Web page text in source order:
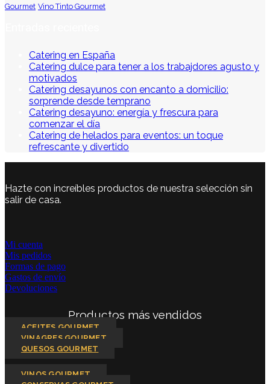
Gourmet Vino Tinto Gourmet
Catering en España
Catering dulce para tener a los trabajdores agusto y
motivados
Catering desayunos con encanto a domicilio:
sorprende desde temprano
Catering desayuno: energía y frescura para
comenzar el día
Catering de helados para eventos: un toque
refrescante y divertido
Hazte con increíbles productos de nuestra selección sin
salir de casa.
Mi cuenta
Mis pedidos
Formas de pago
Gastos de envío
Devoluciones
Productos más vendidos
ACEITES GOURMET
VINAGRES GOURMET
QUESOS GOURMET
VINOS GOURMET